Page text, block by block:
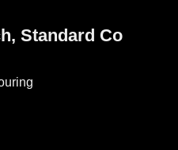
Standard Co